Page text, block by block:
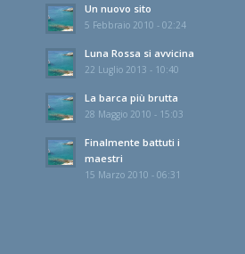
Un nuovo sito
5 Febbraio 2010 - 02:24
Luna Rossa si avvicina
22 Luglio 2013 - 10:40
La barca più brutta
28 Maggio 2010 - 15:03
Finalmente battuti i
maestri
15 Marzo 2010 - 06:31